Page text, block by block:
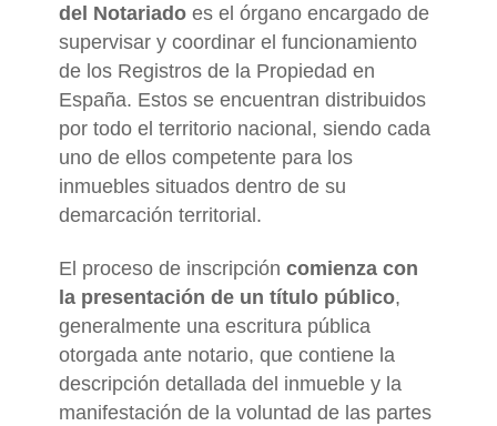
del Notariadoes el órgano encargado de
supervisar y coordinar el funcionamiento
de los Registros de la Propiedad en
España. Estos se encuentran distribuidos
por todo el territorio nacional, siendo cada
uno de ellos competente para los
inmuebles situados dentro de su
demarcación territorial.
El proceso de inscripción comienza con
la presentación de un título público,
generalmente una escritura pública
otorgada ante notario, que contiene la
descripción detallada del inmueble y la
manifestación de la voluntad de las partes